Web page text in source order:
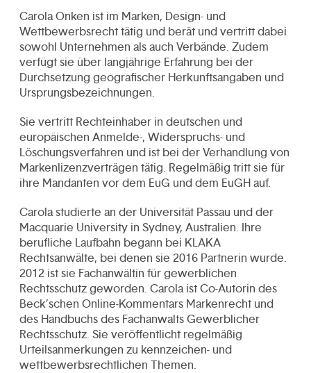
Carola Onken ist im Marken, Design- und
Wettbewerbsrecht tätig und berät und vertritt dabei
sowohl Unternehmen als auch Verbände. Zudem
verfügt sie über langjährige Erfahrung bei der
Durchsetzung geografischer Herkunftsangaben und
Ursprungsbezeichnungen.
Sie vertritt Rechteinhaber in deutschen und
europäischen Anmelde-, Widerspruchs- und
Löschungsverfahren und ist bei der Verhandlung von
Markenlizenzverträgen tätig. Regelmäßig tritt sie für
ihre Mandanten vor dem EuG und dem EuGH auf.
Carola studierte an der Universität Passau und der
Macquarie University in Sydney, Australien. Ihre
berufliche Laufbahn begann bei KLAKA
Rechtsanwälte, bei denen sie 2016 Partnerin wurde.
2012 ist sie Fachanwältin für gewerblichen
Rechtsschutz geworden. Carola ist Co-Autorin des
Beck’schen Online-Kommentars Markenrecht und
des Handbuchs des Fachanwalts Gewerblicher
Rechtsschutz. Sie veröffentlicht regelmäßig
Urteilsanmerkungen zu kennzeichen- und
wettbewerbsrechtlichen Themen.